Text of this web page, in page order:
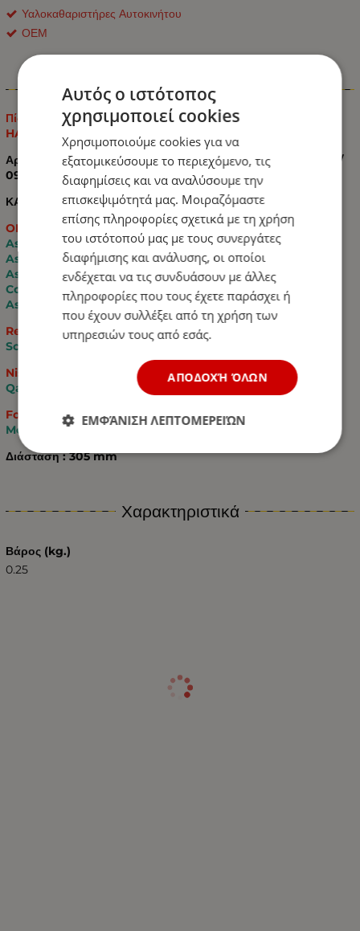
Υαλοκαθαριστήρες Αυτοκινήτου
ΟΕΜ
Πληροφορίες
Πίσω Υαλοκαθαριστήρας Αυτοκινήτου για Astra H
HATCHBACK
Αρ. ΟΕΜ: 1273395, 1273504 93178858, 93178860 / 12 73 389 /
09130603
ΚΑΤΑΛΛΗΛΟ ΓΙΑ
OPEL:
Astra H Caravan (A04) 08.2004 - 05.2014
Astra H Hatchback (A04) 01.2004 - 05.2014
Astra H Van (L70) 02.2004 - 10.2010
Corsa E Hatchback (X15) 09.2014 - 2019
Astra H Wagon 2004-2009
Renault:
Scenic MK3 2009-2016
Nissan:
Qashqai 2006-2013
Ford:
Mondeo MK4 Estate 2007-2014
Διάσταση : 305 mm
Χαρακτηριστικά
Βάρος (kg.)
0.25
Αυτός ο ιστότοπος
χρησιμοποιεί cookies
Χρησιμοποιούμε cookies για να
εξατομικεύσουμε το περιεχόμενο, τις
διαφημίσεις και να αναλύσουμε την
επισκεψιμότητά μας. Μοιραζόμαστε
επίσης πληροφορίες σχετικά με τη χρήση
του ιστότοπού μας με τους συνεργάτες
διαφήμισης και ανάλυσης, οι οποίοι
ενδέχεται να τις συνδυάσουν με άλλες
πληροφορίες που τους έχετε παράσχει ή
που έχουν συλλέξει από τη χρήση των
υπηρεσιών τους από εσάς.
ΑΠΟΔΟΧΉ ΌΛΩΝ
ΕΜΦΆΝΙΣΗ ΛΕΠΤΟΜΕΡΕΙΏΝ